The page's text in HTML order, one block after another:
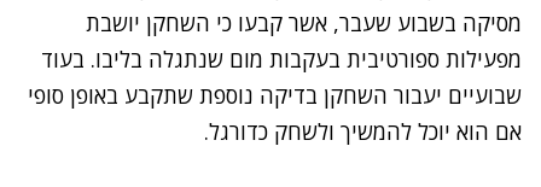
מסיקה בשבוע שעבר, אשר קבעו כי השחקן יושבת
מפעילות ספורטיבית בעקבות מום שנתגלה בליבו. בעוד
שבועיים יעבור השחקן בדיקה נוספת שתקבע באופן סופי
אם הוא יוכל להמשיך ולשחק כדורגל.